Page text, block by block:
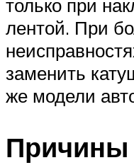
только при
лентой. При
заменить
же модели
Причины